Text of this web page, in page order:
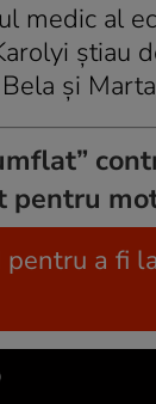
medic al
ştiau
şi
pentru
pentru a fi